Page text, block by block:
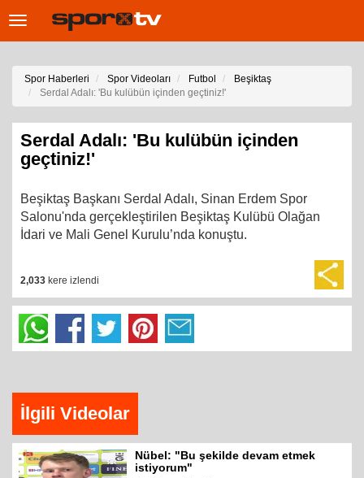
Toggle
Spor Haberleri Spor Videoları Futbol
Beşiktaş
Serdal Adalı: 'Bu kulübün içinden geçtiniz!'
Serdal Adalı: 'Bu kulübün içinden
geçtiniz!'
Beşiktaş Başkanı Serdal Adalı, Sinan Erdem Spor
Salonu'nda gerçekleştirilen Beşiktaş Kulübü Olağan
İdari ve Mali Genel Kurulu’nda konuştu.
2,033 kere izlendi
İlgili Videolar
Nübel: "Bu şekilde devam etmek
istiyorum"